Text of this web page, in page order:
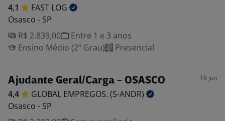
4,1 FAST LOG
Osasco - SP
R$ 2.839,00
Entre 1 e 3 anos
Ensino Médio (2º Grau)
Presencial
Ajudante Geral/Carga - OSASCO 16 jun
4,4 GLOBAL EMPREGOS. (S-ANDR)
Osasco - SP